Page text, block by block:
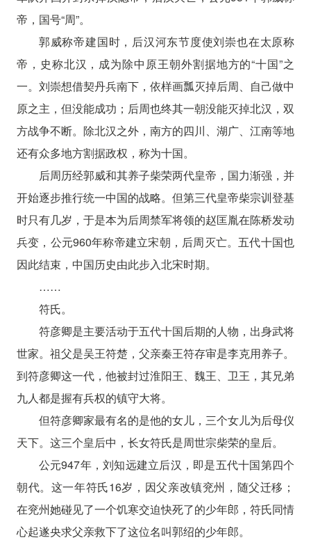
帝，国号“周”。
郭威称帝建国时，后汉河东节度使刘崇也在太原称
帝，史称北汉，成为除中原王朝外割据地方的“十国”之
一。刘崇想借契丹兵南下，依样画瓢灭掉后周、自己做中
原之主，但没能成功；后周也终其一朝没能灭掉北汉，双
方战争不断。除北汉之外，南方的四川、湖广、江南等地
还有众多地方割据政权，称为十国。
后周历经郭威和其养子柴荣两代皇帝，国力渐强，并
开始逐步推行统一中国的战略。但第三代皇帝柴宗训登基
时只有几岁，于是本为后周禁军将领的赵匡胤在陈桥发动
兵变，公元960年称帝建立宋朝，后周灭亡。五代十国也
因此结束，中国历史由此步入北宋时期。
……
符氏。
符彦卿是主要活动于五代十国后期的人物，出身武将
世家。祖父是吴王符楚，父亲秦王符存审是李克用养子。
到符彦卿这一代，他被封过淮阳王、魏王、卫王，其兄弟
九人都是握有兵权的镇守大将。
但符彦卿家最有名的是他的女儿，三个女儿为后母仪
天下。这三个皇后中，长女符氏是周世宗柴荣的皇后。
公元947年，刘知远建立后汉，即是五代十国第四个
朝代。这一年符氏16岁，因父亲改镇兖州，随父迁移；
在兖州她碰见了一个饥寒交迫快死了的少年郎，符氏同情
心起遂央求父亲救下了这位名叫郭绍的少年郎。